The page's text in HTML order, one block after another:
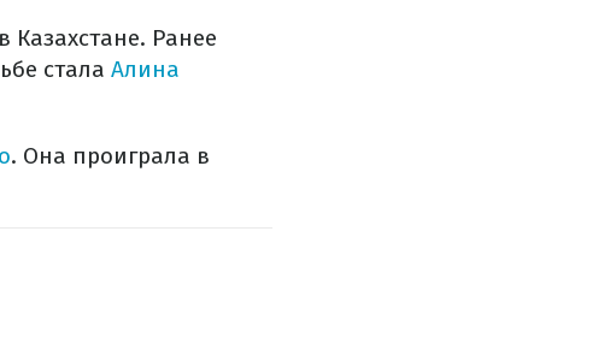
Казахстане. Ранее
стала Алина
. Она проиграла в